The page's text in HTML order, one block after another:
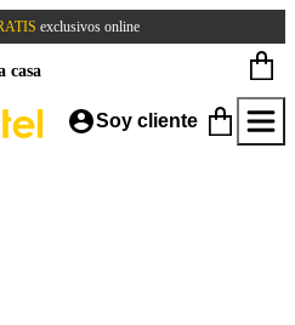
exclusivos online
casa
Soy cliente